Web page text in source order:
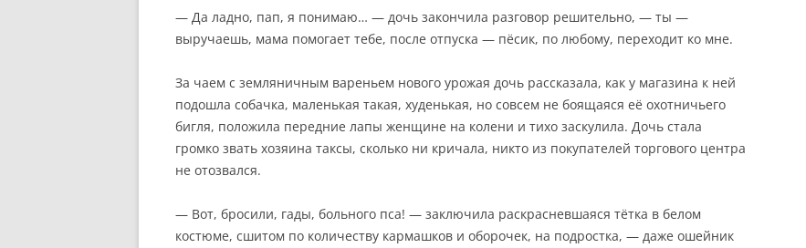
— Да ладно, пап, я понимаю… — дочь закончила разговор решительно, — ты —
выручаешь, мама помогает тебе, после отпуска — пёсик, по любому, переходит ко мне.
За чаем с земляничным вареньем нового урожая дочь рассказала, как у магазина к ней
подошла собачка, маленькая такая, худенькая, но совсем не боящаяся её охотничьего
бигля, положила передние лапы женщине на колени и тихо заскулила. Дочь стала
громко звать хозяина таксы, сколько ни кричала, никто из покупателей торгового центра
не отозвался.
— Вот, бросили, гады, больного пса! — заключила раскрасневшаяся тётка в белом
костюме, сшитом по количеству кармашков и оборочек, на подростка, — даже ошейник